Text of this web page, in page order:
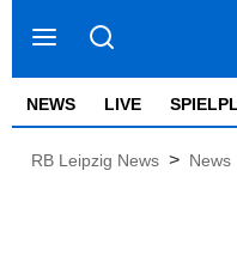
NEWS LIVE
RB Leipzig News > News